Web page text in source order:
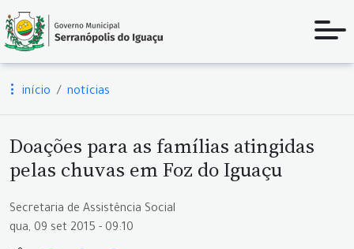
início notícias
Doações para as famílias atingidas
pelas chuvas em Foz do Iguaçu
Secretaria de Assistência Social
qua, 09 set 2015 - 09:10